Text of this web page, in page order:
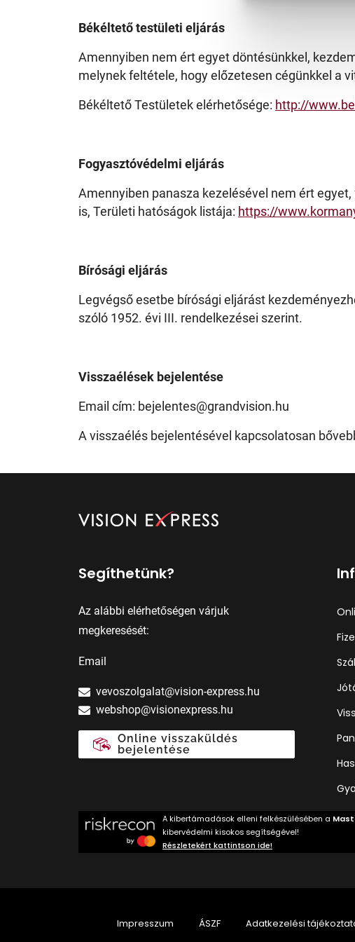
Békéltető testületi eljárás
Amennyiben nem ért egyet döntésünkkel,
melynek feltétele, hogy előzetesen cégünkkel a
Békéltető Testületek elérhetősége: http://
Fogyasztóvédelmi eljárás
Amennyiben panasza kezelésével nem ért
is, Területi hatóságok listája: https://
Bírósági eljárás
Legvégső esetbe bírósági eljárást
szóló 1952. évi III. rendelkezései szerint.
Visszaélések bejelentése
Email cím: bejelentes@grandvision.hu
A visszaélés bejelentésével kapcsolatosan
Segíthetünk?
Az alábbi elérhetőségen várjuk
megkeresését:
Email
vevoszolgalat@vision-express.hu
webshop@visionexpress.hu
Online visszaküldés
bejelentése
A kibertámadások elleni felkészülésében a
kibervédelmi kisokos segítségével!
Részletekért kattintson ide!
Impresszum ÁSZF Adatkezelési